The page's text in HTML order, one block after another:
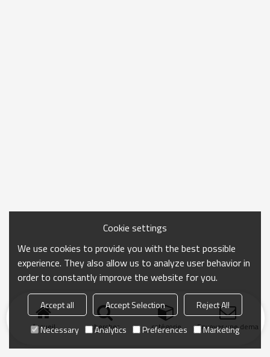
Accueil chercher catégorie Envoyer une
Cookie settings
We use cookies to provide you with the best possible
experience. They also allow us to analyze user behavior in
order to constantly improve the website for you.
Accept all Accept Selection
Reject All
Necessary
Analytics Preferences Marketing